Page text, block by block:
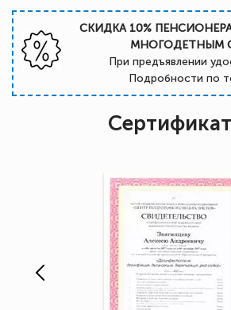
СКИДКА 10%
МНОГОДЕТНЫМ
При предъявлении
Подробности по